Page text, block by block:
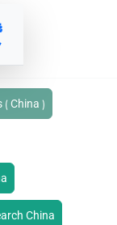
China ⟯
China